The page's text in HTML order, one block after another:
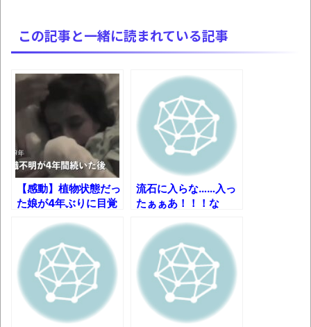
レトロパソコンの雑誌掲載プログラムリス
しい。
「題名のない音楽会」ゲーム音楽批判から
36年 ～因果な逆転劇～
50歳になりました
凡庸な悪
お前らの身体の悩み教えてくれ
みんななんだかんだ言ってお金持ってんじ
ゃん
「アメリカのヤンキーがアジア人にケンカ
を売った結果ｗｗｗ」 ほか
【読書感想】山野辺太郎『いつか深い穴に
この記事と一緒に読まれている記事
【感動】植物状態だっ
た娘が4年ぶりに目覚
られない一言！
流石に入らな……入っ
たぁぁあ！！！な